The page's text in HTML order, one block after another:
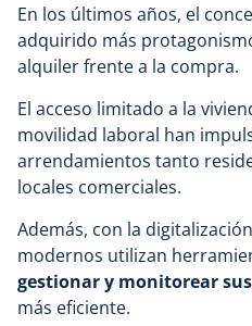
En los últimos años, el
adquirido más
alquiler frente a la compra.
El acceso limitado a la
movilidad laboral han
arrendamientos tanto
locales comerciales.
Además, con la
modernos utilizan
gestionar y monitorear
más eficiente.